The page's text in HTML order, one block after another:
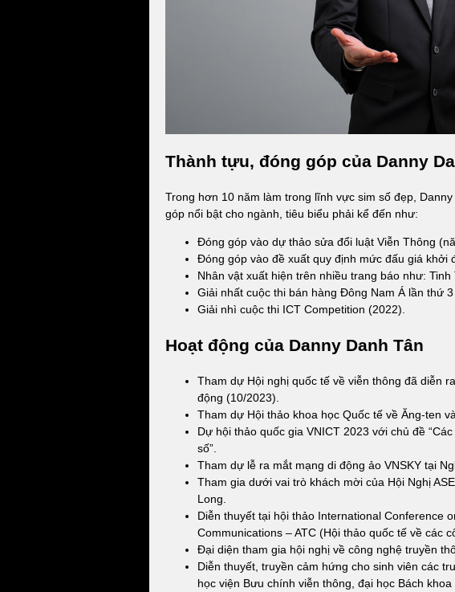
Thành tựu, đóng góp của Danny
Trong hơn 10 năm làm trong lĩnh vực sim số đẹp,
góp nổi bật cho ngành, tiêu biểu phải kể đến như:
Đóng góp vào dự thảo sửa đổi luật Viễn Thông
Đóng góp vào đề xuất quy định mức đấu giá khởi
Nhân vật xuất hiện trên nhiều trang báo như:
Giải nhất cuộc thi bán hàng Đông Nam Á lần thứ 3
Giải nhì cuộc thi ICT Competition (2022).
Hoạt động của Danny Danh Tân
Tham dự Hội nghị quốc tế về viễn thông đã diễn
động (10/2023).
Tham dự Hội thảo khoa học Quốc tế về Ăng-ten
Dự hội thảo quốc gia VNICT 2023 với chủ đề
số”.
Tham dự lễ ra mắt mạng di động ảo VNSKY tại
Tham gia dưới vai trò khách mời của Hội Nghị
Long.
Diễn thuyết tại hội thảo International Conference
Communications – ATC (Hội thảo quốc tế về các
Đại diện tham gia hội nghị về công nghệ truyền
Diễn thuyết, truyền cảm hứng cho sinh viên các
học viện Bưu chính viễn thông, đại học Bách khoa